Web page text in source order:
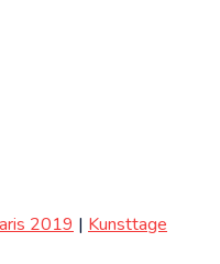
2019 | Kunsttage